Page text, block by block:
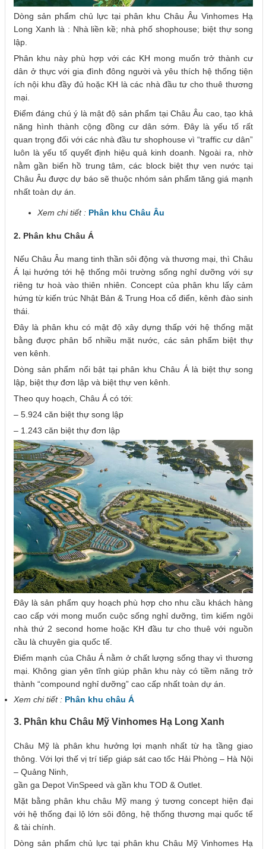
Dòng sản phẩm chủ lực tại phân khu Châu Âu Vinhomes Hạ
Long Xanh là : Nhà liền kề; nhà phố shophouse; biệt thự song
lập.
Phân khu này phù hợp với các KH mong muốn trở thành cư
dân ở thực với gia đình đông người và yêu thích hệ thống tiện
ích nội khu đầy đủ hoặc KH là các nhà đầu tư cho thuê thương
mại.
Điểm đáng chú ý là mật độ sản phẩm tại Châu Âu cao, tạo khả
năng hình thành cộng đồng cư dân sớm. Đây là yếu tố rất
quan trọng đối với các nhà đầu tư shophouse vì “traffic cư dân”
luôn là yếu tố quyết định hiệu quả kinh doanh. Ngoài ra, nhờ
nằm gần biển hồ trung tâm, các block biệt thự ven nước tại
Châu Âu được dự báo sẽ thuộc nhóm sản phẩm tăng giá mạnh
nhất toàn dự án.
Xem chi tiết : Phân khu Châu Âu
2. Phân khu Châu Á
Nếu Châu Âu mang tinh thần sôi động và thương mại, thì Châu
Á lại hướng tới hệ thống môi trường sống nghỉ dưỡng với sự
riêng tư hoà vào thiên nhiên. Concept của phân khu lấy cảm
hứng từ kiến trúc Nhật Bản & Trung Hoa cổ điển, kênh đào sinh
thái.
Đây là phân khu có mật độ xây dựng thấp với hệ thống mặt
bằng được phân bổ nhiều mặt nước, các sản phẩm biệt thự
ven kênh.
Dòng sản phẩm nổi bật tại phân khu Châu Á là biệt thự song
lập, biệt thự đơn lập và biệt thự ven kênh.
Theo quy hoạch, Châu Á có tới:
– 5.924 căn biệt thự song lập
– 1.243 căn biệt thự đơn lập
Đây là sản phẩm quy hoạch phù hợp cho nhu cầu khách hàng
cao cấp với mong muốn cuộc sống nghỉ dưỡng, tìm kiếm ngôi
nhà thứ 2 second home hoặc KH đầu tư cho thuê với nguồn
cầu là chuyên gia quốc tế.
Điểm mạnh của Châu Á nằm ở chất lượng sống thay vì thương
mại. Không gian yên tĩnh giúp phân khu này có tiềm năng trở
thành “compound nghỉ dưỡng” cao cấp nhất toàn dự án.
Xem chi tiết : Phân khu châu Á
3. Phân khu Châu Mỹ Vinhomes Hạ Long Xanh
Châu Mỹ là phân khu hưởng lợi mạnh nhất từ hạ tầng giao
thông. Với lợi thế vị trí tiếp giáp sát cao tốc Hải Phòng – Hà Nội
– Quảng Ninh,
gần ga Depot VinSpeed và gần khu TOD & Outlet.
Mặt bằng phân khu châu Mỹ mang ý tương concept hiện đại
với hệ thống đại lộ lớn sôi đông, hệ thống thương mại quốc tế
& tài chính.
Dòng sản phẩm chủ lực tại phân khu Châu Mỹ Vinhomes Hạ